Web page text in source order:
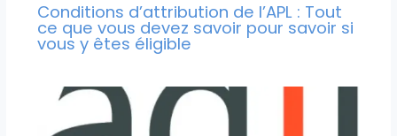
Conditions d’attribution de l’APL : Tout
ce que vous devez savoir pour savoir si
vous y êtes éligible